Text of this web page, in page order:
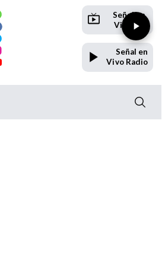
Señal en
Vivo TV
Señal en
Vivo Radio